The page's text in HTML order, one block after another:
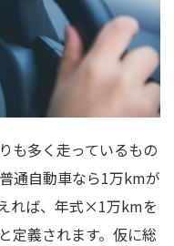
も多く走っているもの
通自動車なら1万kmが
れば、年式×1万kmを
定義されます。仮に総